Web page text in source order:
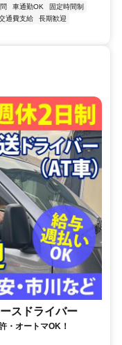
車通勤OK
固定時間制
通費支給
長期歓迎
スドライバー
・オートマOK！